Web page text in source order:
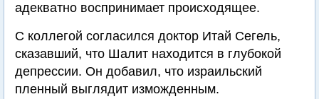
адекватно воспринимает происходящее.
С коллегой согласился доктор Итай Сегель,
сказавший, что Шалит находится в глубокой
депрессии. Он добавил, что израильский
пленный выглядит изможденным.